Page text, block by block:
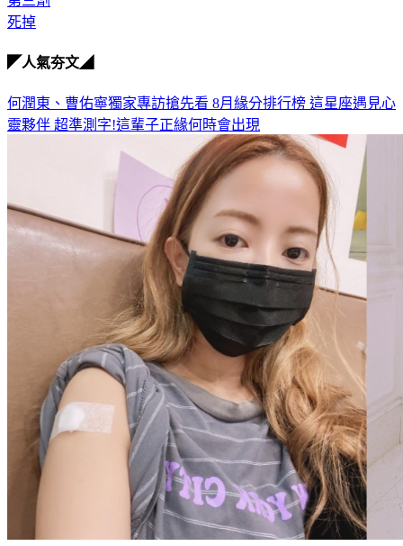
死掉
◤人氣夯文◢
何潤東、曹佑寧獨家專訪搶先看 8月緣分排行榜 這星座遇見心
靈夥伴 超準測字!這輩子正緣何時會出現